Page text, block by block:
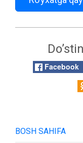
Facebook
BOSH SAHIFA